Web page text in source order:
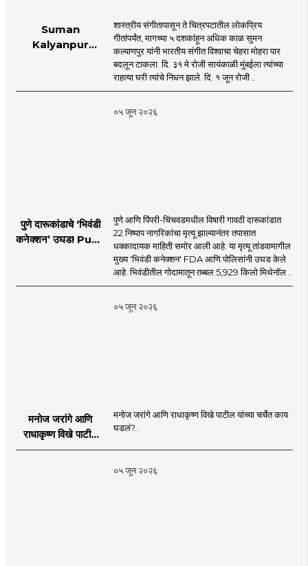
Suman
Kalyanpur
mumbai |
शास्त्रीय संगीतापासून ते चित्रपटातील लोकप्रिय
गीतांपर्यंत, मागच्या ५ दशकांहून अधिक काळ सुमन
कल्याणपुर यांनी भारतीय संगीत विश्वाचा चेहरा मोहरा पार
बदलून टाकला. दि. ३१ मे रोजी सायंकाळी मुंबईला त्यांच्या
राहत्या घरी त्यांचे निधन झाले. दि. १ जून रोजी ..
०५ जून २०२६
पुणे दारूकांडाचे ‘भिवंडी
कनेक्शन’ उघड! Pune
पुणे आणि पिंपरी-चिंचवडमधील विषारी गावठी दारूकांडात
22 निष्पाप नागरिकांचा मृत्यू झाल्यानंतर तपासात
धक्कादायक माहिती समोर आली आहे. या मृत्यू तांडवामागील
मुख्य 'भिवंडी कनेक्शन' FDA आणि पोलिसांनी उघड केले
आहे. भिवंडीतील गोदामातून तब्बल 5,929 किलो मिथेनॉल ..
०५ जून २०२६
मनोज जरांगे आणि
राधाकृष्ण विखे पाटील
यांच्या चर्चेत काय घडलं?
मनोज जरांगे आणि राधाकृष्ण विखे पाटील यांच्या चर्चेत काय
घडलं?..
०५ जून २०२६